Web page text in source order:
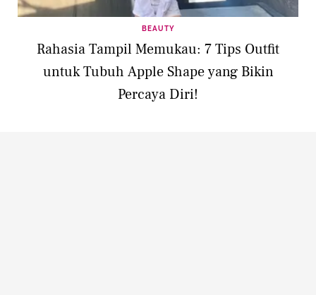
BEAUTY
Rahasia Tampil Memukau: 7 Tips Outfit
untuk Tubuh Apple Shape yang Bikin
Percaya Diri!